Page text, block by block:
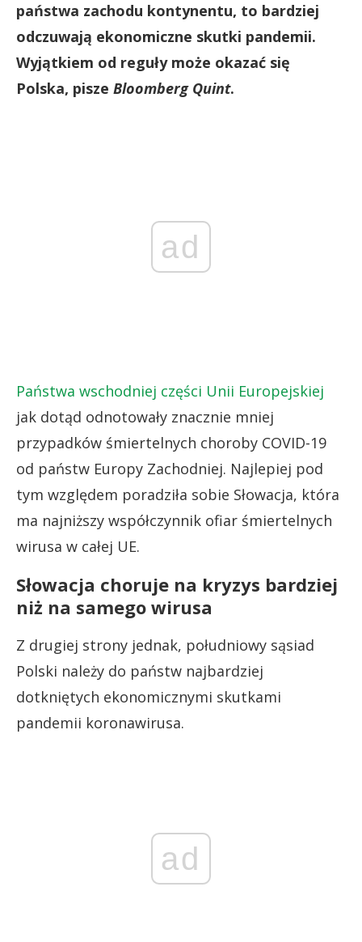
państwa zachodu kontynentu, to bardziej
odczuwają ekonomiczne skutki pandemii.
Wyjątkiem od reguły może okazać się
Polska, pisze Bloomberg Quint.
ad
Państwa wschodniej części Unii Europejskiej
jak dotąd odnotowały znacznie mniej
przypadków śmiertelnych choroby COVID-19
od państw Europy Zachodniej. Najlepiej pod
tym względem poradziła sobie Słowacja, która
ma najniższy współczynnik ofiar śmiertelnych
wirusa w całej UE.
Słowacja choruje na kryzys bardziej
niż na samego wirusa
Z drugiej strony jednak, południowy sąsiad
Polski należy do państw najbardziej
dotkniętych ekonomicznymi skutkami
pandemii koronawirusa.
ad